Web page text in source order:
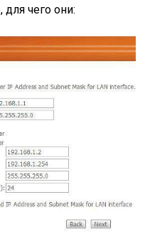
для чего они: